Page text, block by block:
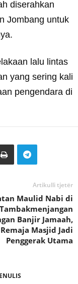
diserahkan
Jombang untuk
lalu lintas
yang sering kali
pengendara di
Artikulli tjetër
Maulid Nabi di
Tambakmenjangan
Banjir Jamaah,
Remaja Masjid Jadi
Penggerak Utama